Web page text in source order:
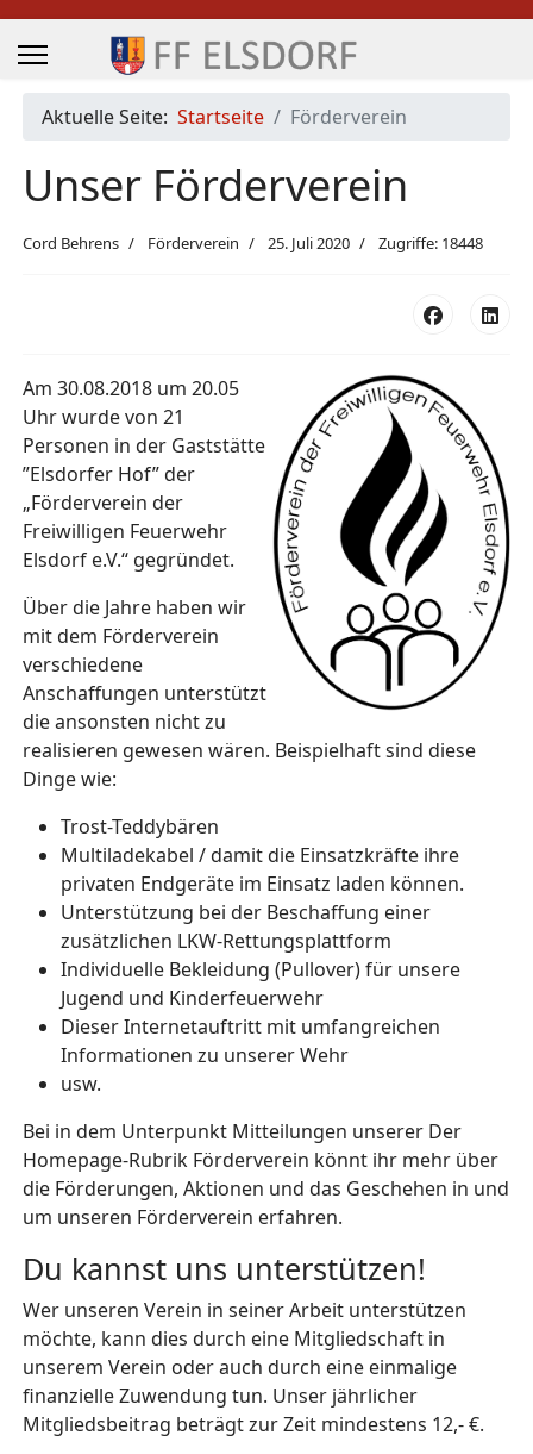
Aktuelle Seite: Startseite Förderverein
Unser Förderverein
Cord Behrens Förderverein 25. Juli 2020 Zugriffe: 18448
Am 30.08.2018 um 20.05
Uhr wurde von 21
Personen in der Gaststätte
”Elsdorfer Hof” der
„Förderverein der
Freiwilligen Feuerwehr
Elsdorf e.V.“ gegründet.
Über die Jahre haben wir
mit dem Förderverein
verschiedene
Anschaffungen unterstützt
die ansonsten nicht zu
realisieren gewesen wären. Beispielhaft sind diese
Dinge wie:
Trost-Teddybären
Multiladekabel / damit die Einsatzkräfte ihre
privaten Endgeräte im Einsatz laden können.
Unterstützung bei der Beschaffung einer
zusätzlichen LKW-Rettungsplattform
Individuelle Bekleidung (Pullover) für unsere
Jugend und Kinderfeuerwehr
Dieser Internetauftritt mit umfangreichen
Informationen zu unserer Wehr
usw.
Bei in dem Unterpunkt Mitteilungen unserer Der
Homepage-Rubrik Förderverein könnt ihr mehr über
die Förderungen, Aktionen und das Geschehen in und
um unseren Förderverein erfahren.
Du kannst uns unterstützen!
Wer unseren Verein in seiner Arbeit unterstützen
möchte, kann dies durch eine Mitgliedschaft in
unserem Verein oder auch durch eine einmalige
finanzielle Zuwendung tun. Unser jährlicher
Mitgliedsbeitrag beträgt zur Zeit mindestens 12,- €.